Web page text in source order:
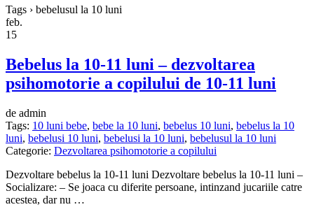
Tags › bebelusul la 10 luni
feb.
15
Bebelus la 10-11 luni – dezvoltarea
psihomotorie a copilului de 10-11 luni
de admin
Tags: 10 luni bebe, bebe la 10 luni, bebelus 10 luni, bebelus la 10
luni, bebelusi 10 luni, bebelusi la 10 luni, bebelusul la 10 luni
Categorie: Dezvoltarea psihomotorie a copilului
Dezvoltare bebelus la 10-11 luni Dezvoltare bebelus la 10-11 luni –
Socializare: – Se joaca cu diferite persoane, intinzand jucariile catre
acestea, dar nu …